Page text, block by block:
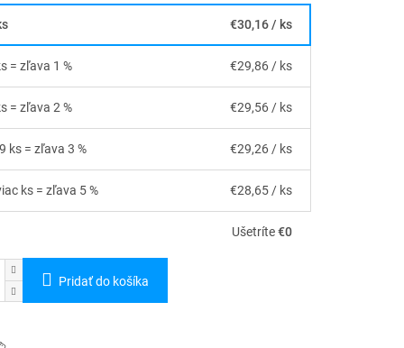
€30,16 / ks
= zľava 1 % €29,86 / ks
= zľava 2 % €29,56 / ks
ks = zľava 3 % €29,26 / ks
ks = zľava 5 % €28,65 / ks
Ušetríte€0
Pridať do košíka